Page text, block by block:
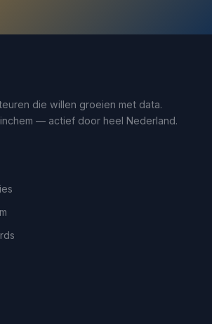
die willen groeien met data.
— actief door heel Nederland.